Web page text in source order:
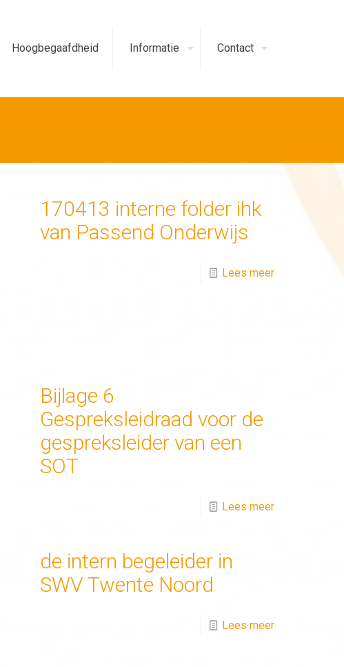
Hoogbegaafdheid Informatie Contact
170413 interne folder ihk
van Passend Onderwijs
Lees meer
Bijlage 6
Gespreksleidraad voor de
gespreksleider van een
SOT
Lees meer
de intern begeleider in
SWV Twente Noord
Lees meer